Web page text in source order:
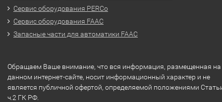
Сервис оборудования PERCo
Сервис оборудования FAAC
Запасные части для автоматики FAAC
Обращаем Ваше внимание, что вся информация, размещенная на
данном интернет-сайте, носит информационный характер и не
является публичной офертой, определяемой положениями
ч.2 ГК РФ.